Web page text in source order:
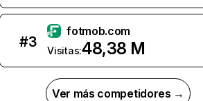
#3
fotmob.com
Visitas:48,38 M
Ver más competidores →